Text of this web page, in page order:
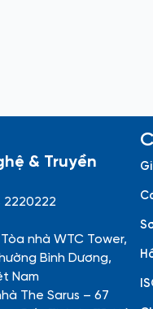
& Truyền
2220222
Tòa nhà WTC Tower,
Bình Dương,
Nam
The Sarus – 67